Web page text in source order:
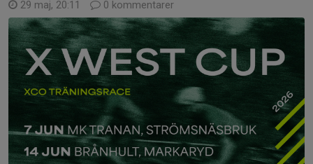
29 maj, 20:11 0 kommentarer